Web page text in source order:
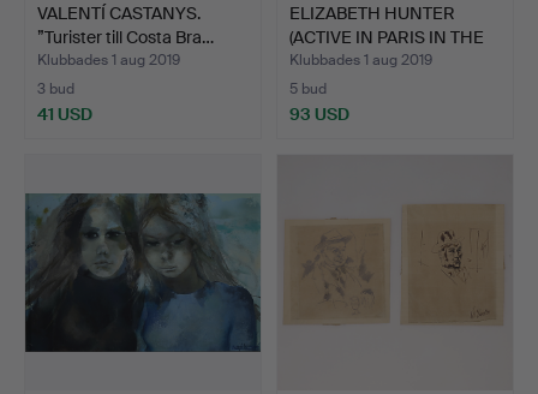
VALENTÍ CASTANYS.
”Turister till Costa Bra…
Klubbades 1 aug 2019
3 bud
41 USD
ELIZABETH HUNTER
(ACTIVE IN PARIS IN THE
E…
Klubbades 1 aug 2019
5 bud
93 USD